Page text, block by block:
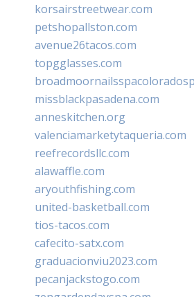
korsairstreetwear.com
petshopallston.com
avenue26tacos.com
topgglasses.com
missblackpasadena.com
anneskitchen.org
valenciamarketytaqueria.com
reefrecordsllc.com
alawaffle.com
aryouthfishing.com
united-basketball.com
tios-tacos.com
cafecito-satx.com
graduacionviu2023.com
pecanjackstogo.com